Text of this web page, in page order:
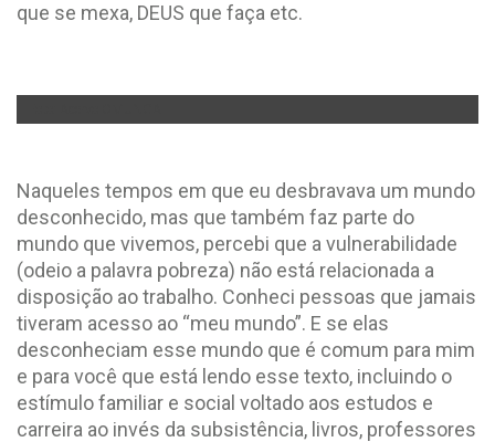
que se mexa, DEUS que faça etc.
Naqueles tempos em que eu desbravava um mundo
desconhecido, mas que também faz parte do
mundo que vivemos, percebi que a vulnerabilidade
(odeio a palavra pobreza) não está relacionada a
disposição ao trabalho. Conheci pessoas que jamais
tiveram acesso ao “meu mundo”. E se elas
desconheciam esse mundo que é comum para mim
e para você que está lendo esse texto, incluindo o
estímulo familiar e social voltado aos estudos e
carreira ao invés da subsistência, livros, professores